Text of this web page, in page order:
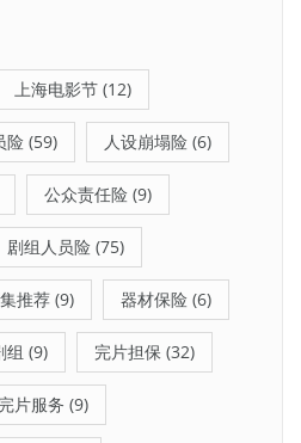
上海电影节 (12)
险 (59) 人设崩塌险 (6)
公众责任险 (9)
剧组人员险 (75)
推荐 (9) 器材保险 (6)
组 (9) 完片担保 (32)
完片服务 (9)